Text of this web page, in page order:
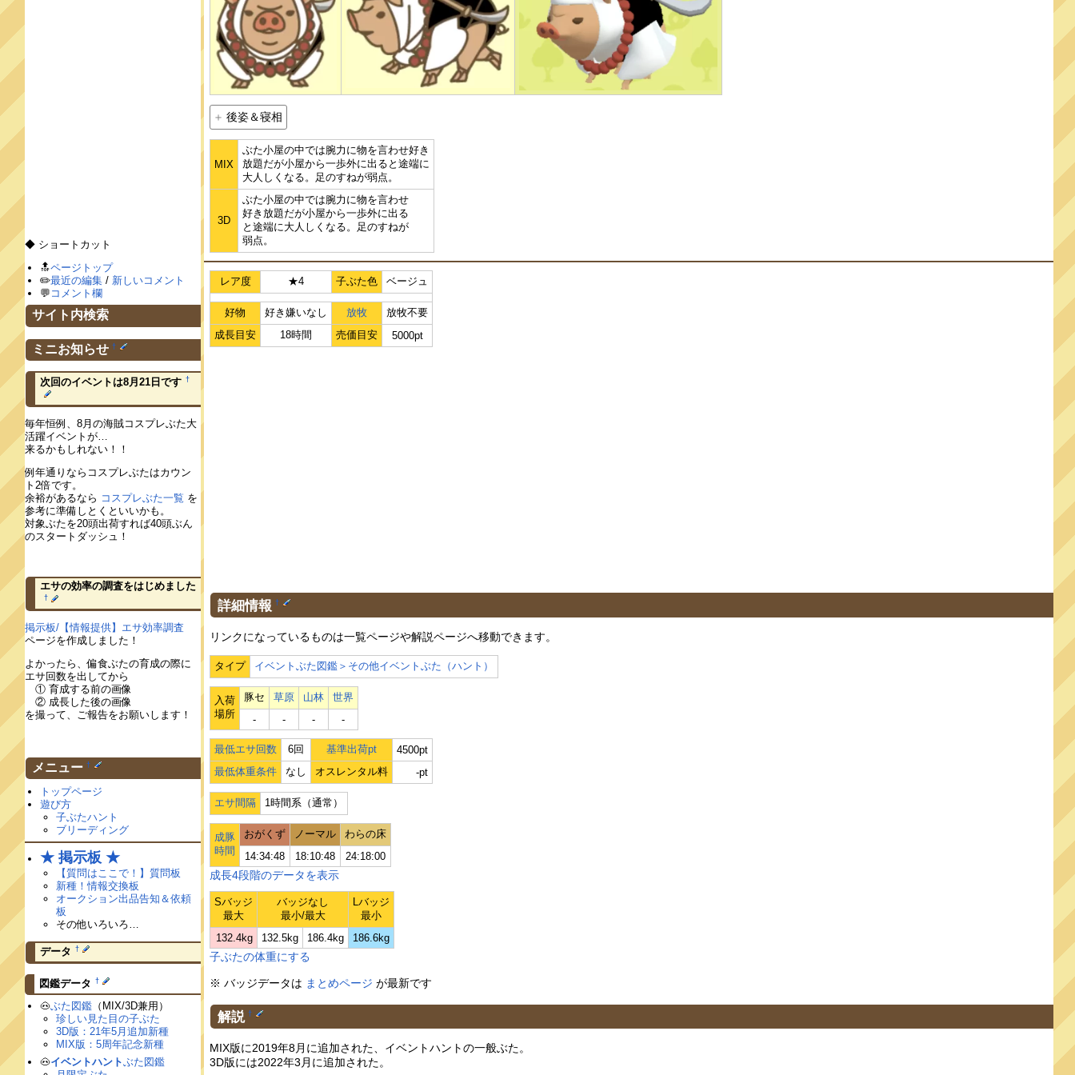
後姿＆寝相
MIX
ぶた小屋の中では腕力に物を言わせ好き
放題だが小屋から一歩外に出ると途端に
大人しくなる。足のすねが弱点。
3D
ぶた小屋の中では腕力に物を言わせ
好き放題だが小屋から一歩外に出る
と途端に大人しくなる。足のすねが
弱点。
レア度 ★4 子ぶた色 ベージュ
好物 好き嫌いなし 放牧
放牧不要
成長目安
18時間 売価目安 5000pt
詳細情報 †
リンクになっているものは一覧ページや解説ページへ移動できます。
タイプ イベントぶた図鑑＞その他イベントぶた（ハント）
入荷
場所
豚セ 草原 山林
世界
‐
‐ ‐ ‐
最低エサ回数 6回 基準出荷pt
4500pt
最低体重条件
なし オスレンタル料 -pt
エサ間隔 1時間系（通常）
成豚
時間
おがくず ノーマル
わらの床
14:34:48
18:10:48 24:18:00
成長4段階のデータを表示
Sバッジ
最大
バッジなし
最小/最大
Lバッジ
最小
132.4kg
132.5kg 186.4kg 186.6kg
子ぶたの体重にする
※ バッジデータは まとめページ が最新です
解説 †
MIX版に2019年8月に追加された、イベントハントの一般ぶた。
3D版には2022年3月に追加された。
◆ ショートカット
🔝ページトップ
✏️最近の編集 / 新しいコメント
💬 コメント欄
サイト内検索
ミニお知らせ †
次回のイベントは8月21日です †
毎年恒例、8月の海賊コスプレぶた大
活躍イベントが…
来るかもしれない！！
例年通りならコスプレぶたはカウン
ト2倍です。
余裕があるなら コスプレぶた一覧 を
参考に準備しとくといいかも。
対象ぶたを20頭出荷すれば40頭ぶん
のスタートダッシュ！
エサの効率の調査をはじめました
†
掲示板/【情報提供】エサ効率調査
ページを作成しました！
よかったら、偏食ぶたの育成の際に
エサ回数を出してから
① 育成する前の画像
② 成長した後の画像
を撮って、ご報告をお願いします！
メニュー †
トップページ
遊び方
子ぶたハント
ブリーディング
★ 掲示板 ★
【質問はここで！】質問板
新種！情報交換板
オークション出品告知＆依頼
板
その他いろいろ…
データ †
図鑑データ †
🐽ぶた図鑑 （MIX/3D兼用）
珍しい見た目の子ぶた
3D版：21年5月追加新種
MIX版：5周年記念新種
🐽イベントハントぶた図鑑